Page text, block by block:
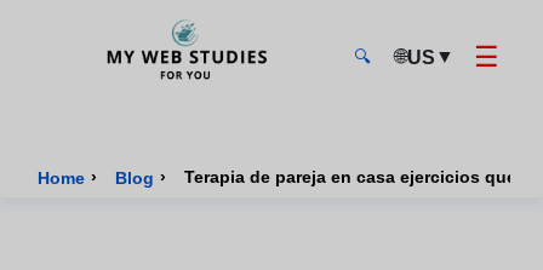
🔍 🌐US ▼ ☰
Home › Blog › Terapia de pareja en casa ejercicios que